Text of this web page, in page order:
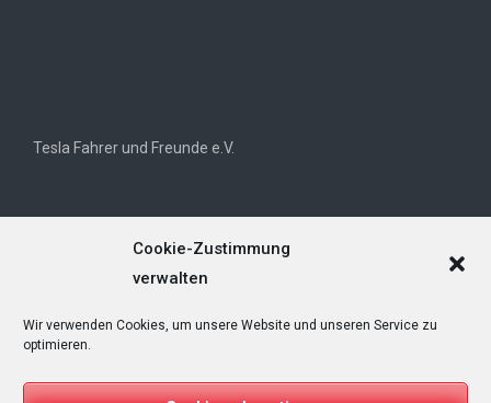
Cookie-Zustimmung
verwalten
Wir verwenden Cookies, um unsere Website und unseren Service zu
optimieren.
Tesla Fahrer und Freunde e.V.
Tesla Owners Club Helvetia (TOCH)